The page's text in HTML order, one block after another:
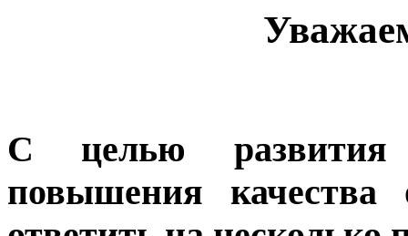
С целью развития
повышения качества